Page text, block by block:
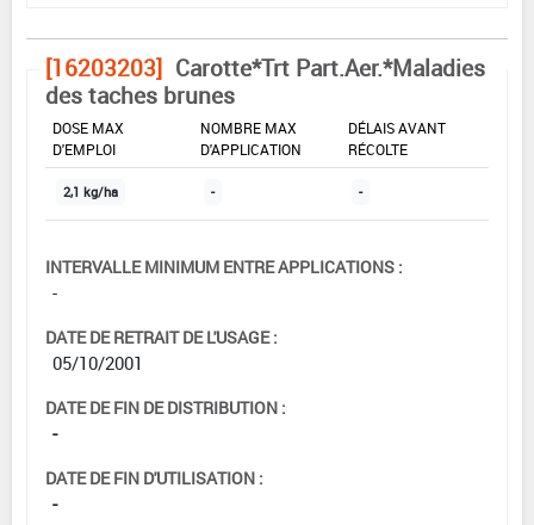
[16203203] Carotte*Trt Part.Aer.*Maladies
des taches brunes
DOSE MAX
D'EMPLOI
NOMBRE MAX
D'APPLICATION
DÉLAIS AVANT
RÉCOLTE
2,1 kg/ha - -
INTERVALLE MINIMUM ENTRE APPLICATIONS :
-
DATE DE RETRAIT DE L'USAGE :
05/10/2001
DATE DE FIN DE DISTRIBUTION :
-
DATE DE FIN D'UTILISATION :
-